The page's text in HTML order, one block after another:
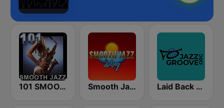
101 SMOOTH JAZZ Smooth Jazz 247 Laid Back Jazz